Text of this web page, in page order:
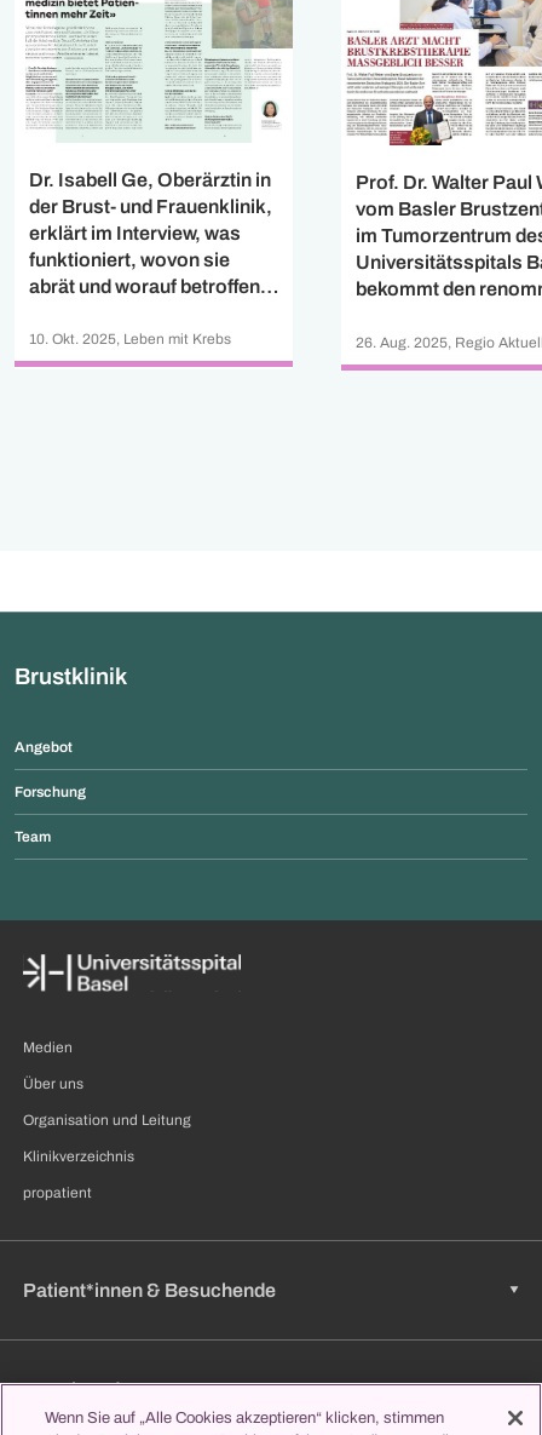
Dr. Isabell Ge, Oberärztin in
der Brust- und Frauenklinik,
erklärt im Interview, was
funktioniert, wovon sie
abrät und worauf betroffene
achten sollten.
10. Okt. 2025, Leben mit Krebs
Prof. Dr. Walter Paul
vom Basler
im Tumorzentrum
Universitätsspitals
bekommt den
2025. Der Basler
unter anderem auf
26. Aug. 2025, Regio
Brustklinik
Angebot
Forschung
Team
Medien
Über uns
Organisation und Leitung
Klinikverzeichnis
propatient
Patient*innen & Besuchende
Zuweisende
Wenn Sie auf „Alle Cookies akzeptieren“ klicken, stimmen